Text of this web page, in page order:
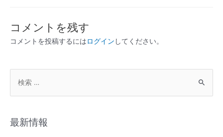
コメントを残す
コメントを投稿するにはログイン してください。
最新情報